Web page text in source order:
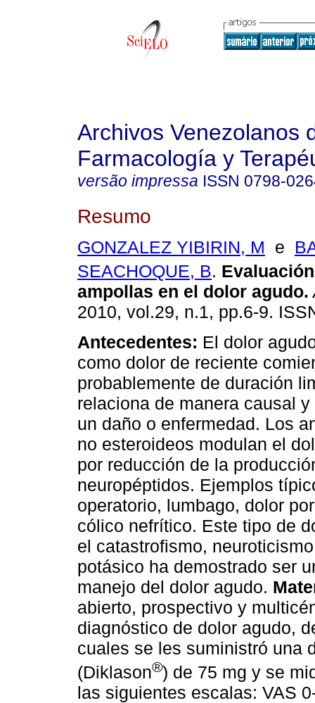
Archivos Venezolanos
Farmacología y
versão impressa ISSN 0798-
Resumo
GONZALEZ YIBIRIN, M e
SEACHOQUE, B.
ampollas en el dolor agudo.
2010, vol.29, n.1, pp.6-9.
Antecedentes: El dolor
como dolor de reciente
probablemente de duración
relaciona de manera causal
un daño o enfermedad. Los
no esteroideos modulan el
por reducción de la
neuropéptidos. Ejemplos
operatorio, lumbago, dolor
cólico nefrítico. Este tipo de
el catastrofismo,
potásico ha demostrado ser
manejo del dolor agudo.
abierto, prospectivo y
diagnóstico de dolor agudo,
cuales se les suministró una
(Diklason®) de 75 mg y se
las siguientes escalas: VAS